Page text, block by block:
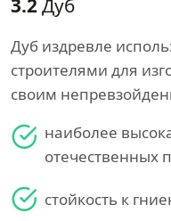
3.2Дуб
Дуб издревле
строителями для
своим
наиболее
отечественных
стойкость к